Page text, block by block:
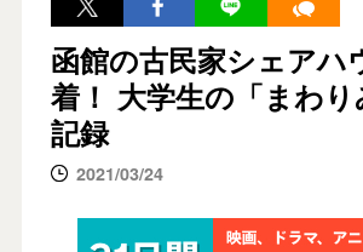
函館の古民家シェアハ
着！ 大学生の「まわ
記録
2021/03/24